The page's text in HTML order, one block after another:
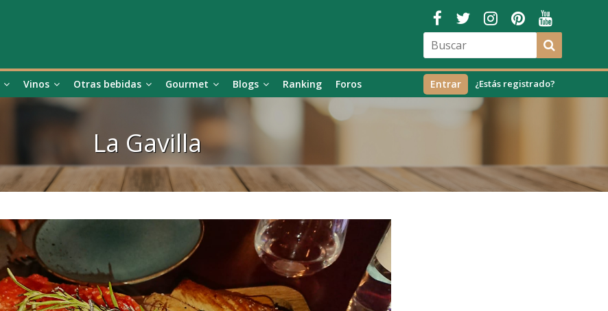
Vinos Otras bebidas Gourmet Blogs Ranking Foros ¿Estás registrado?
Entrar
La Gavilla